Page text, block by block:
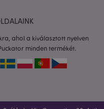
ahol a kiválasztott nyelven
minden termékét.
www.puckator.hu